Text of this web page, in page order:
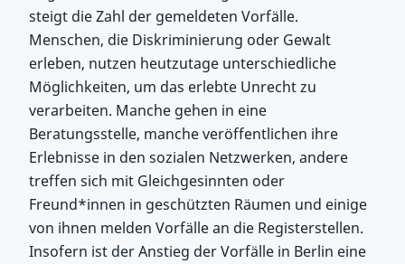
steigt die Zahl der gemeldeten Vorfälle.
Menschen, die Diskriminierung oder Gewalt
erleben, nutzen heutzutage unterschiedliche
Möglichkeiten, um das erlebte Unrecht zu
verarbeiten. Manche gehen in eine
Beratungsstelle, manche veröffentlichen ihre
Erlebnisse in den sozialen Netzwerken, andere
treffen sich mit Gleichgesinnten oder
Freund*innen in geschützten Räumen und einige
von ihnen melden Vorfälle an die Registerstellen.
Insofern ist der Anstieg der Vorfälle in Berlin eine